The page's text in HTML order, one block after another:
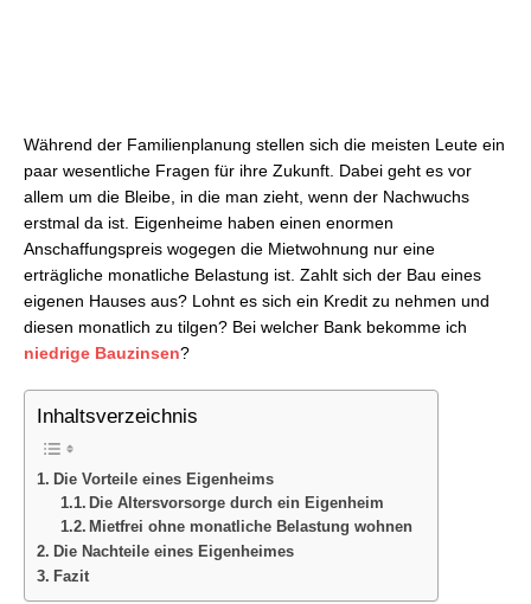
Während der Familienplanung stellen sich die meisten Leute ein
paar wesentliche Fragen für ihre Zukunft. Dabei geht es vor
allem um die Bleibe, in die man zieht, wenn der Nachwuchs
erstmal da ist. Eigenheime haben einen enormen
Anschaffungspreis wogegen die Mietwohnung nur eine
erträgliche monatliche Belastung ist. Zahlt sich der Bau eines
eigenen Hauses aus? Lohnt es sich ein Kredit zu nehmen und
diesen monatlich zu tilgen? Bei welcher Bank bekomme ich
niedrige Bauzinsen?
Inhaltsverzeichnis
Die Vorteile eines Eigenheims
Die Altersvorsorge durch ein Eigenheim
Mietfrei ohne monatliche Belastung wohnen
Die Nachteile eines Eigenheimes
Fazit